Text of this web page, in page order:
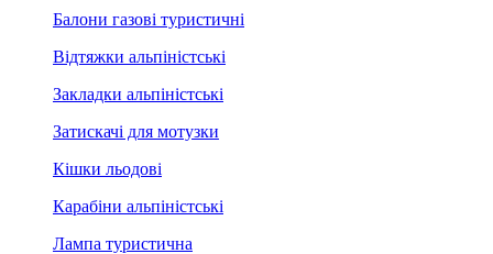
Балони газові туристичні
Відтяжки альпіністські
Закладки альпіністські
Затискачі для мотузки
Кішки льодові
Карабіни альпіністські
Лампа туристична